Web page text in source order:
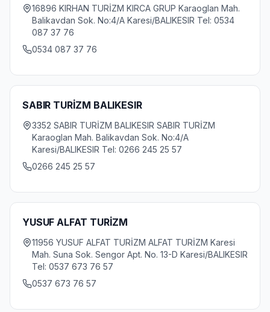
16896 KIRHAN TURİZM KIRCA GRUP Karaoglan Mah.
Balikavdan Sok. No:4/A Karesi/BALIKESIR Tel: 0534
087 37 76
0534 087 37 76
SABIR TURİZM BALIKESIR
3352 SABIR TURİZM BALIKESIR SABIR TURİZM
Karaoglan Mah. Balikavdan Sok. No:4/A
Karesi/BALIKESIR Tel: 0266 245 25 57
0266 245 25 57
YUSUF ALFAT TURİZM
11956 YUSUF ALFAT TURİZM ALFAT TURİZM Karesi
Mah. Suna Sok. Sengor Apt. No. 13-D Karesi/BALIKESIR
Tel: 0537 673 76 57
0537 673 76 57